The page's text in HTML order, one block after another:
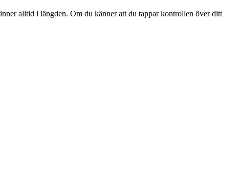
alltid i längden. Om du känner att du tappar kontrollen över ditt